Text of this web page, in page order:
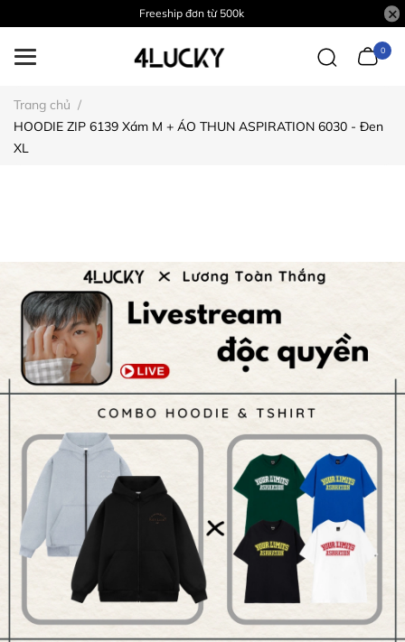
Freeship đơn từ 500k
0
Trang chủ /
HOODIE ZIP 6139 Xám M + ÁO THUN ASPIRATION 6030 - Đen
XL